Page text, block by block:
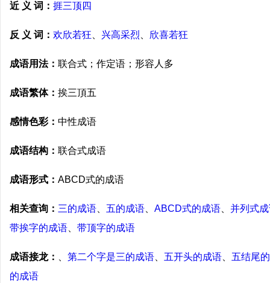
近 义 词： 捱三顶四
反 义 词： 欢欣若狂 兴高采烈 欣喜若狂
成语用法： 联合式；作定语；形容人多
成语繁体： 挨三頂五
感情色彩： 中性成语
成语结构： 联合式成语
成语形式： ABCD式的成语
相关查询： 三的成语 五的成语 ABCD式的成语
并列式
带挨字的成语
带顶字的成语
成语接龙： 第二个字是三的成语 五开头的成语
五结尾
的成语